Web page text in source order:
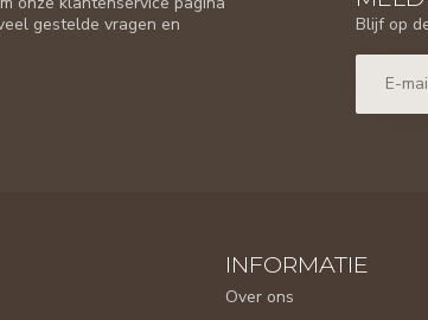
gestelde vragen en
Blijf op
INFORMATIE
Over ons